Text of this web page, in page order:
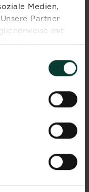
Medien,
Partner
mit
ihnen